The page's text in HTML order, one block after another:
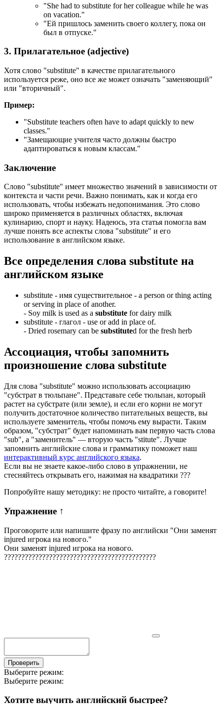
"She had to substitute for her colleague while he was
on vacation."
"Ей пришлось заменить своего коллегу, пока он
был в отпуске."
3. Прилагательное (adjective)
Хотя слово "substitute" в качестве прилагательного
используется реже, оно все же может означать "заменяющий"
или "вторичный".
Пример:
"Substitute teachers often have to adapt quickly to new
classes."
"Замещающие учителя часто должны быстро
адаптироваться к новым классам."
Заключение
Слово "substitute" имеет множество значений в зависимости от
контекста и части речи. Важно понимать, как и когда его
использовать, чтобы избежать недопонимания. Это слово
широко применяется в различных областях, включая
кулинарию, спорт и науку. Надеюсь, эта статья помогла вам
лучше понять все аспекты слова "substitute" и его
использование в английском языке.
Все определения слова substitute на
английском языке
substitute - имя существительное - a person or thing acting
or serving in place of another.
- Soy milk is used as a substitute for dairy milk
substitute - глагол - use or add in place of.
- Dried rosemary can be substituted for the fresh herb
Ассоциация, чтобы запомнить
произношение слова substitute
Для слова "substitute" можно использовать ассоциацию
"субстрат в тюльпане". Представьте себе тюльпан, который
растет на субстрате (или земле), и если его корни не могут
получить достаточное количество питательных веществ, вы
используете заменитель, чтобы помочь ему вырасти. Таким
образом, "субстрат" будет напоминать вам первую часть слова
"sub", а "заменитель" — вторую часть "stitute". Лучше
запомнить английские слова и грамматику поможет наш
интерактивный курс английского языка.
Если вы не знаете какое-либо слово в упражнении, не
стесняйтесь открывать его, нажимая на квадратики ???
Попробуйте нашу методику: не просто читайте, а говорите!
Упражнение ↑
Проговорите или напишите фразу по английски "Они заменят
injured игрока на нового."
Они заменят injured игрока на нового.
????????????????????????????????????????????
Проверить
Выберите режим:
Выберите режим:
Хотите выучить английский быстрее?